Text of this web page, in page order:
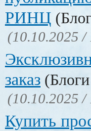
РИНЦ
(10.10.2025 /
заказ
(10.10.2025 /
Купить